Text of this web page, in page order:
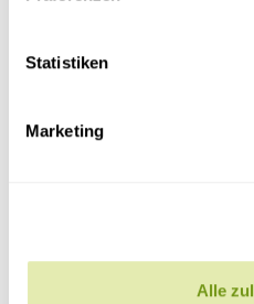
Statistiken
Marketing
Alle
Direction de filière du